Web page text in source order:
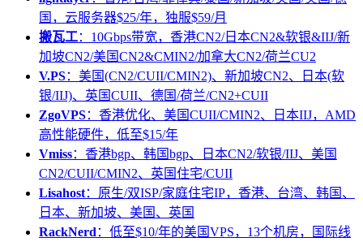
国，云服务器$25/年，独服$59/月
搬瓦工：10Gbps带宽，香港CN2/日本CN2&软银&IIJ/新
加坡CN2/美国CN2&CMIN2/加拿大CN2/荷兰CU2
V.PS：美国(CN2/CUII/CMIN2)、新加坡CN2、日本(软
银/IIJ)、英国CUII、德国/荷兰/CN2+CUII
ZgoVPS：香港优化、美国CUII/CMIN2、日本IIJ，AMD
高性能硬件，低至$15/年
Vmiss：香港bgp、韩国bgp、日本CN2/软银/IIJ、美国
CN2/CUII/CMIN2、英国住宅/CUII
Lisahost：原生/双ISP/家庭住宅IP，香港、台湾、韩国、
日本、新加坡、美国、英国
RackNerd ：低至$10/年的美国VPS，13个机房，国际线